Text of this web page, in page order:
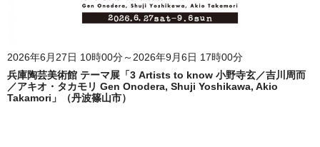
2026年6月27日 10時00分～2026年9月6日 17時00分
兵庫陶芸美術館 テーマ展「3 Artists to know 小野寺玄／吉川周而
／アキオ・タカモリ Gen Onodera, Shuji Yoshikawa, Akio
Takamori」（丹波篠山市）